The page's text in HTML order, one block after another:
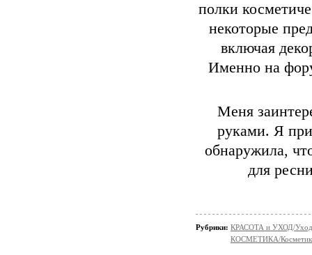
полки
некоторые
включая
Именно на
Меня
руками. Я
обнаружила,
для
Рубрики: КРАСОТА и УХОД/Уход
КОСМЕТИКА/